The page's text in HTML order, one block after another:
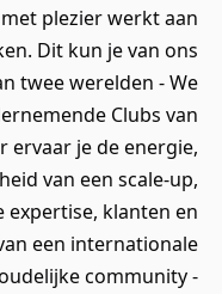
plezier werkt aan
Dit kun je van ons
twee werelden - We
Clubs van
ervaar je de energie,
van een scale-up,
klanten en
een internationale
community -